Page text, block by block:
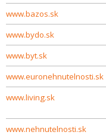
www.bazos.sk
www.bydo.sk
www.byt.sk
www.euronehnutelnosti.sk
www.living.sk
www.nehnutelnosti.sk